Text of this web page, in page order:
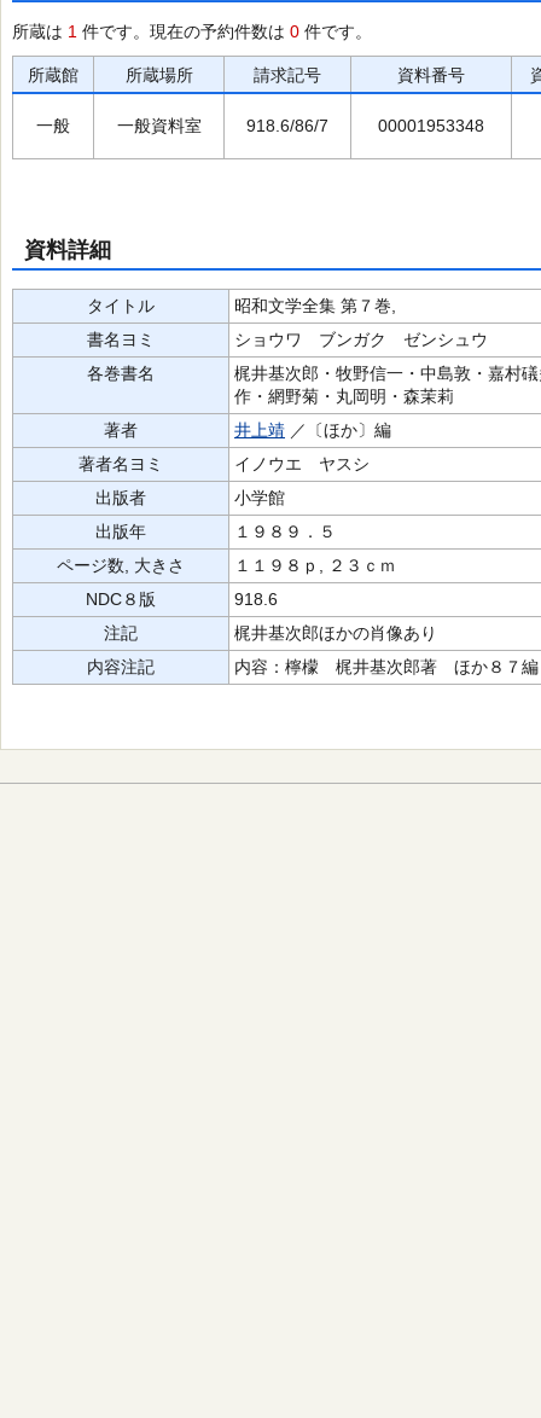
所蔵は 1 件です。現在の予約件数は 0 件です。
所蔵館 所蔵場所 請求記号 資料番号
一般 一般資料室 918.6/86/7 00001953348
資料詳細
タイトル
昭和文学全集 第７巻,
書名ヨミ
ショウワ ブンガク ゼンシュウ
各巻書名
梶井基次郎・牧野信一・中島敦・嘉村
作・網野菊・丸岡明・森茉莉
著者
井上靖 ／〔ほか〕編
著者名ヨミ
イノウエ ヤスシ
出版者
小学館
出版年
１９８９．５
ページ数, 大きさ
１１９８ｐ, ２３ｃｍ
NDC８版
918.6
注記
梶井基次郎ほかの肖像あり
内容注記
内容：檸檬 梶井基次郎著 ほか８７